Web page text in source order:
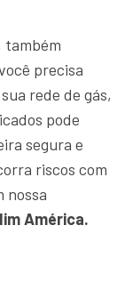
também
precisa
rede de gás,
pode
segura e
riscos com
nossa
América.